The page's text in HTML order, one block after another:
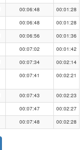
00:06:48
00:01:28
00:06:48
00:01:28
00:06:56
00:01:36
00:07:02
00:01:42
00:07:34
00:02:14
00:07:41 00:02:21
00:07:43
00:02:23
00:07:47
00:02:27
00:07:48 00:02:28